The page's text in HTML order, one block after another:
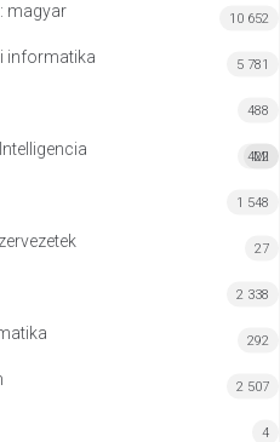
magyar 10 652
informatika 5 781
488
MI
422
1 548
27
2 338
292
2 507
4